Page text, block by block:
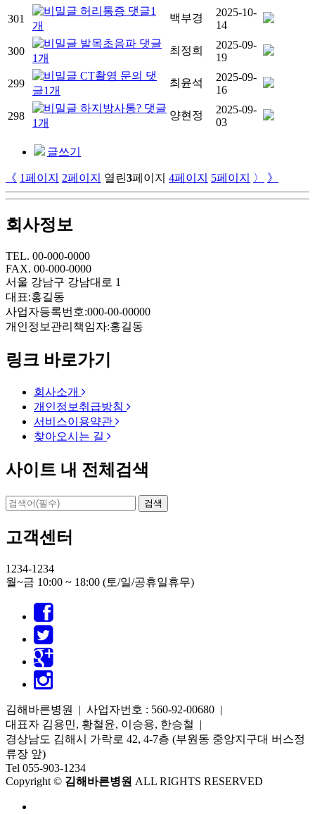
301
허리통증 댓글1
개
백부경
2025-10-
14
300
발목초음파 댓글
1개
최정희
2025-09-
19
299
CT촬영 문의 댓
글1개
최윤석
2025-09-
16
298
하지방사통? 댓글
1개
양현정
2025-09-
03
글쓰기
《 1페이지 2페이지 열린3페이지 4페이지 5페이지 〉 》
회사정보
TEL. 00-000-0000
FAX. 00-000-0000
서울 강남구 강남대로 1
대표:홍길동
사업자등록번호:000-00-00000
개인정보관리책임자:홍길동
링크 바로가기
회사소개
개인정보취급방침
서비스이용약관
찾아오시는 길
사이트 내 전체검색
고객센터
1234-1234
월~금 10:00 ~ 18:00 (토/일/공휴일휴무)
김해바른병원 | 사업자번호 : 560-92-00680 |
대표자 김용민, 황철윤, 이승용, 한승철 |
경상남도 김해시 가락로 42, 4-7층 (부원동 중앙지구대 버스정
류장 앞)
Tel 055-903-1234
Copyright © 김해바른병원 ALL RIGHTS RESERVED